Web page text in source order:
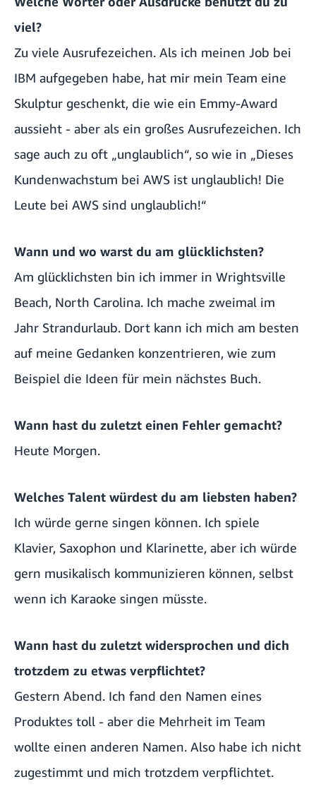
viel?
Zu viele Ausrufezeichen. Als ich meinen Job bei
IBM aufgegeben habe, hat mir mein Team eine
Skulptur geschenkt, die wie ein Emmy-Award
aussieht - aber als ein großes Ausrufezeichen. Ich
sage auch zu oft „unglaublich“, so wie in „Dieses
Kundenwachstum bei AWS ist unglaublich! Die
Leute bei AWS sind unglaublich!“
Wann und wo warst du am glücklichsten?
Am glücklichsten bin ich immer in Wrightsville
Beach, North Carolina. Ich mache zweimal im
Jahr Strandurlaub. Dort kann ich mich am besten
auf meine Gedanken konzentrieren, wie zum
Beispiel die Ideen für mein nächstes Buch.
Wann hast du zuletzt einen Fehler gemacht?
Heute Morgen.
Welches Talent würdest du am liebsten haben?
Ich würde gerne singen können. Ich spiele
Klavier, Saxophon und Klarinette, aber ich würde
gern musikalisch kommunizieren können, selbst
wenn ich Karaoke singen müsste.
Wann hast du zuletzt widersprochen und dich
trotzdem zu etwas verpflichtet?
Gestern Abend. Ich fand den Namen eines
Produktes toll - aber die Mehrheit im Team
wollte einen anderen Namen. Also habe ich nicht
zugestimmt und mich trotzdem verpflichtet.